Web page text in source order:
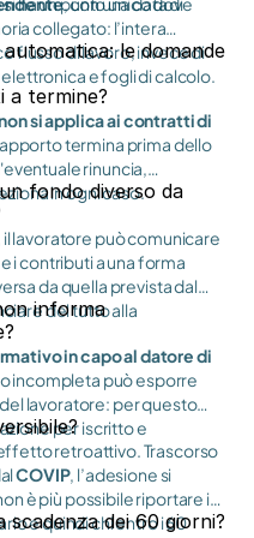
collegato: l’intera
flusso di lavoro, invece di
e fogli di calcolo.
le domande
a termine?
si applica ai contratti di
termina prima dello
rinuncia,
in ogni caso.
fondo diverso da
lavoratore può comunicare
i contributi a una forma
da quella prevista dal
del tutto alla
informa
in capo al datore di
incompleta può esporre
lavoratore: per questo
per iscritto e
retroattivo. Trascorso
COVIP, l’adesione si
è più possibile riportare il
e quindi chi entro i 60
scadenza dei 60 giorni?